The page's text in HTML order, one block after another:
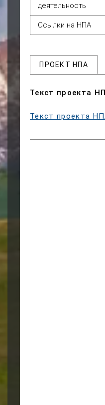
деятельность
Ссылки на НПА
ПРОЕКТ НПА
Текст проекта
Текст проекта